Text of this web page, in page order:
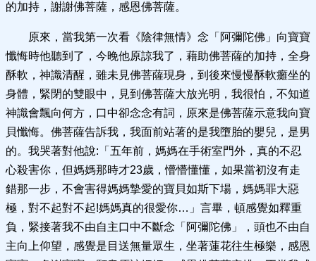
的加持，謝謝佛菩薩，感恩佛菩薩。
原來，當我第一次看《陰律無情》念「阿彌陀佛」向寶寶
懺悔時他聽到了，今晚他原諒我了，藉助佛菩薩的加持，全身
酥軟，神識清醒，雖未見佛菩薩現身，到後來慢慢酥軟癱坐的
身體，緊閉的雙眼中，見到佛菩薩大放光明，我很怕，不知道
神識會飄向何方，口中卻念念有詞，原來是佛菩薩示意我向寶
貝懺悔。佛菩薩告訴我，我面前站著的是我墮胎的嬰兒，是男
的。我哭著對他說:「五年前，媽媽在手術室門外，真的不忍
心殺害你，但媽媽那時才23歲，懵懵懂懂，如果當初沒有走
錯那一步，不會害得媽媽摯愛的寶貝如斯下場，媽媽罪大惡
極，對不起對不起!媽媽真的很愛你…」言畢，頓感覺如釋重
負，緊接著我不由自主口中不斷念「阿彌陀佛」，頭也不由自
主向上仰望，感覺是目送無量眾生，坐著蓮花往生極樂，感恩